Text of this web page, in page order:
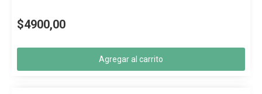
$4900,00
Agregar al carrito